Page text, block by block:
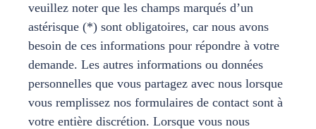
veuillez noter que les champs marqués d’un
astérisque (*) sont obligatoires, car nous avons
besoin de ces informations pour répondre à votre
demande. Les autres informations ou données
personnelles que vous partagez avec nous lorsque
vous remplissez nos formulaires de contact sont à
votre entière discrétion. Lorsque vous nous